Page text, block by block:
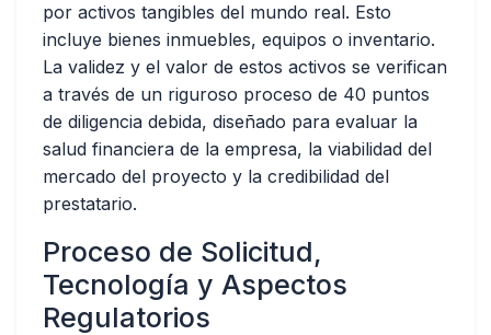
por activos tangibles del mundo real. Esto
incluye bienes inmuebles, equipos o inventario.
La validez y el valor de estos activos se verifican
a través de un riguroso proceso de 40 puntos
de diligencia debida, diseñado para evaluar la
salud financiera de la empresa, la viabilidad del
mercado del proyecto y la credibilidad del
prestatario.
Proceso de Solicitud,
Tecnología y Aspectos
Regulatorios